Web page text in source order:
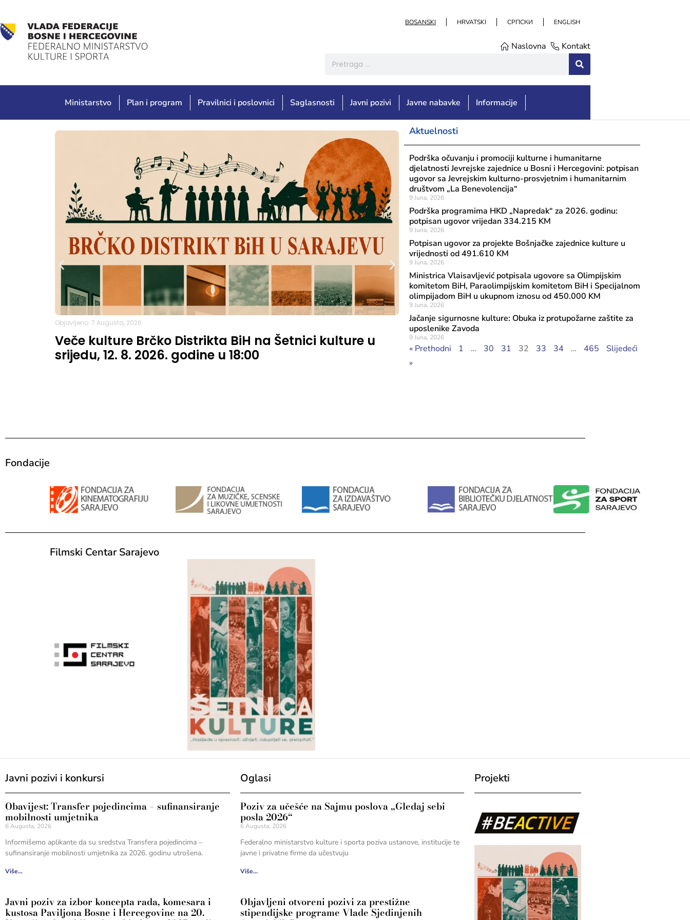
BOSANSKI HRVATSKI СРПСКИ ENGLISH
Naslovna Kontakt
Ministarstvo Plan i program Pravilnici i poslovnici Saglasnosti Javni pozivi Javne nabavke Informacije
Objavljeno: 7 Augusta, 2026
Veče kulture Brčko Distrikta BiH na Šetnici kulture u
srijedu, 12. 8. 2026. godine u 18:00
Objavljeno: 7 Augusta, 2026
Rezultati javnog poziva 2026: Transfer za
značaja, Tekući transfer pojedincima,
Sufinansiranje mobilnosti umjetnika –
Aktuelnosti
Podrška očuvanju i promociji kulturne i humanitarne
djelatnosti Jevrejske zajednice u Bosni i Hercegovini: potpisan
ugovor sa Jevrejskim kulturno-prosvjetnim i humanitarnim
društvom „La Benevolencija“
9 Juna, 2026
Podrška programima HKD „Napredak“ za 2026. godinu:
potpisan ugovor vrijedan 334.215 KM
9 Juna, 2026
Potpisan ugovor za projekte Bošnjačke zajednice kulture u
vrijednosti od 491.610 KM
9 Juna, 2026
Ministrica Vlaisavljević potpisala ugovore sa Olimpijskim
komitetom BiH, Paraolimpijskim komitetom BiH i Specijalnom
olimpijadom BiH u ukupnom iznosu od 450.000 KM
9 Juna, 2026
Jačanje sigurnosne kulture: Obuka iz protupožarne zaštite za
uposlenike Zavoda
9 Juna, 2026
« Prethodni 1 … 30 31 32 33 34 … 465
Slijedeći
»
Fondacije
Filmski Centar Sarajevo
Javni pozivi i konkursi
Obavijest: Transfer pojedincima – sufinansiranje
mobilnosti umjetnika
6 Augusta, 2026
Informišemo aplikante da su sredstva Transfera pojedincima –
sufinansiranje mobilnosti umjetnika za 2026. godinu utrošena.
Više...
Javni poziv za izbor koncepta rada, komesara i
kustosa Paviljona Bosne i Hercegovine na 20.
Oglasi
Poziv za učešće na Sajmu poslova „Gledaj sebi
posla 2026“
6 Augusta, 2026
Federalno ministarstvo kulture i sporta poziva ustanove, institucije te
javne i privatne firme da učestvuju
Više...
Objavljeni otvoreni pozivi za prestižne
stipendijske programe Vlade Sjedinjenih
Projekti